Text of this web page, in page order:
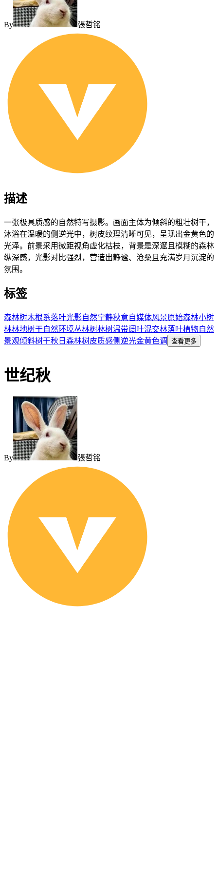
By 張哲铭
描述
一张极具质感的自然特写摄影。画面主体为倾斜的粗壮树干，
沐浴在温暖的侧逆光中，树皮纹理清晰可见，呈现出金黄色的
光泽。前景采用微距视角虚化枯枝，背景是深邃且模糊的森林
纵深感，光影对比强烈，营造出静谧、沧桑且充满岁月沉淀的
氛围。
标签
森林树木根系落叶光影自然宁静秋意自媒体风景原始森林小树
林林地树干自然环境丛林树林树温带阔叶混交林落叶植物自然
景观倾斜树干秋日森林树皮质感侧逆光金黄色调 查看更多
世纪秋
By 張哲铭